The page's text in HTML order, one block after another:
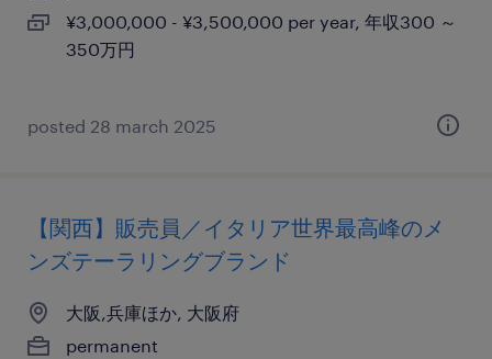
¥3,000,000 - ¥3,500,000 per year, 年収300 ～
350万円
posted 28 march 2025
【関西】販売員／イタリア世界最高峰のメ
ンズテーラリングブランド
大阪,兵庫ほか, 大阪府
permanent